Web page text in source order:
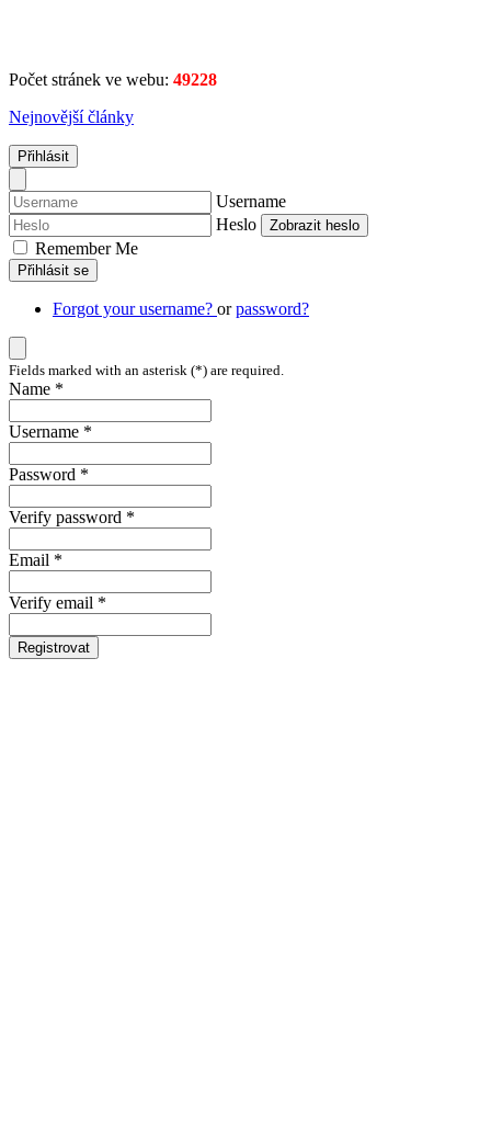
Počet stránek ve webu: 49228
Nejnovější články
Přihlásit
Username
Heslo
Zobrazit heslo
Remember Me
Přihlásit se
Forgot your username? orpassword?
Fields marked with an asterisk (*) are required.
Name *
Username *
Password *
Verify password *
Email *
Verify email *
Registrovat